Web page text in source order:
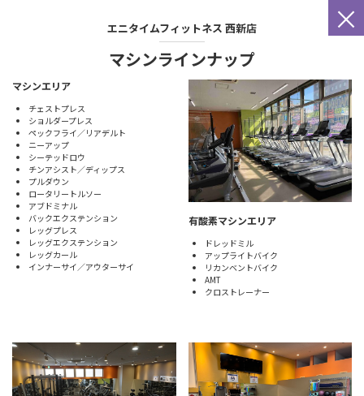
×
エニタイムフィットネス 西新店
マシンラインナップ
マシンエリア
チェストプレス
ショルダープレス
ペックフライ／リアデルト
ニーアップ
シーテッドロウ
チンアシスト／ディップス
プルダウン
ロータリートルソー
アブドミナル
バックエクステンション
レッグプレス
レッグエクステンション
レッグカール
インナーサイ／アウターサイ
有酸素マシンエリア
ドレッドミル
アップライトバイク
リカンベントバイク
AMT
クロストレーナー